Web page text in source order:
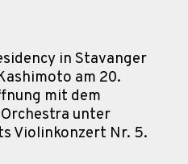
in Stavanger
am 20.
mit dem
unter
Violinkonzert Nr. 5.